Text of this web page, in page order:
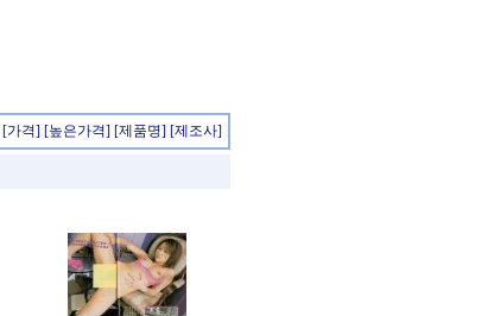
[가격] [높은가격] [제품명] [제조사]